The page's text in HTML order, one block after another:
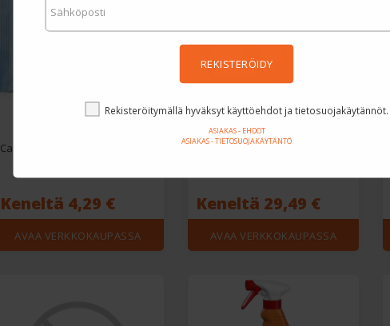
REKISTERÖIDY
Rekisteröitymällä hyväksyt käyttöehdot ja tietosuojakäytännöt.
ASIAKAS - EHDOT
ASIAKAS - TIETOSUOJAKÄYTÄNTÖ
Camon Wipes
Keneltä 4,29 €
AVAA VERKKOKAUPASSA
CarSafe
Keneltä 29,49 €
AVAA VERKKOKAUPASSA